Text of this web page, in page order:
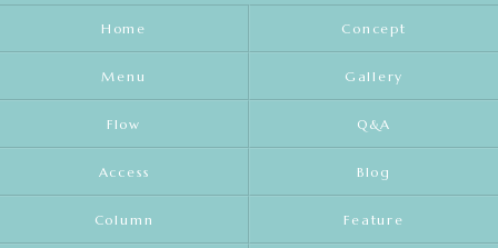
Home Concept
Menu Gallery
Flow Q&A
Access Blog
Column Feature